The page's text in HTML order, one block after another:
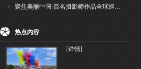
聚焦美丽中国·百名摄影师作品全球巡展深圳站盛大开幕
热点内容
..[详情]